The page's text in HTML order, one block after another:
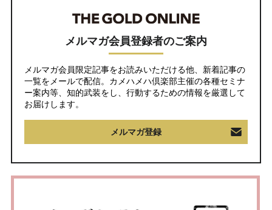
メルマガ会員登録者のご案内
メルマガ会員限定記事をお読みいただける他、新着記事の
一覧をメールで配信。カメハメハ倶楽部主催の各種セミナ
ー案内等、知的武装をし、行動するための情報を厳選して
お届けします。
メルマガ登録